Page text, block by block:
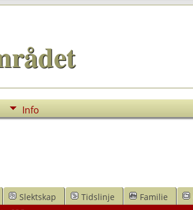
Info
Slektskap Tidslinje Familie